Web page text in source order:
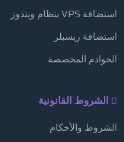
استضافة VPS بنظام ويندوز
استضافة ريسيلر
الخوادم المخصصة
الشروط القانونية
الشروط والأحكام